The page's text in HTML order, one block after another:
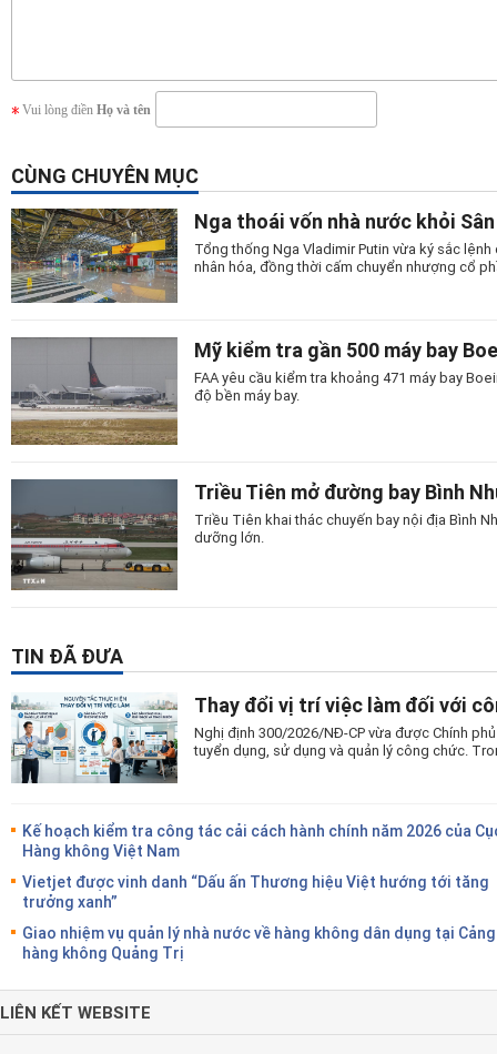
Vui lòng điền Họ và tên
CÙNG CHUYÊN MỤC
Nga thoái vốn nhà nước khỏi
Tổng thống Nga Vladimir Putin vừa ký sắc
nhân hóa, đồng thời cấm chuyển nhượng cổ
Mỹ kiểm tra gần 500 máy bay
FAA yêu cầu kiểm tra khoảng 471 máy bay
độ bền máy bay.
Triều Tiên mở đường bay Bình
Triều Tiên khai thác chuyến bay nội địa Bình
dưỡng lớn.
TIN ĐÃ ĐƯA
Thay đổi vị trí việc làm đối với
Nghị định 300/2026/NĐ-CP vừa được Chính
tuyển dụng, sử dụng và quản lý công chức.
Kế hoạch kiểm tra công tác cải cách hành chính năm 2026 của
Hàng không Việt Nam
Vietjet được vinh danh “Dấu ấn Thương hiệu Việt hướng tới tăng
trưởng xanh”
Giao nhiệm vụ quản lý nhà nước về hàng không dân dụng tại Cảng
hàng không Quảng Trị
LIÊN KẾT WEBSITE